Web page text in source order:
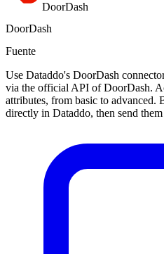
DoorDash
DoorDash
Fuente
Use Dataddo's DoorDash
via the official API of DoorDash.
attributes, from basic to advanced.
directly in Dataddo, then send